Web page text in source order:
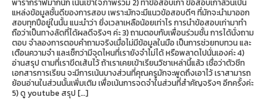
พารากราฟมากนัก เน้นเข้าใจภาพรวม 2) ทำข้อสอบเก่า ข้อสอบเก่าล้วนเป็น
แหล่งข้อมูลชั้นดีของการสอบ เพราะมักจะมีแนวข้อสอบดีๆ ที่มักจะนำมาออก
สอบทุกปีอยู่ในนั้น แนะนำว่า ยิ่งเวลาเหลือน้อยเท่าไร การนำข้อสอบเก่ามาทำ
ถือว่าเป็นทางลัดที่ได้ผลดีจริงๆ ค่ะ 3) ถามตอบกับเพื่อนร่วมชั้น การได้นั่งถาม
ตอบ จำลองการตอบคำถามจริงเมื่อไม่มีข้อมูลในมือ เป็นการช่วยทบทวน และ
เตือนความจำ และเช็กว่ามีจุดไหนที่เรายังจำไม่ได้ หรือพลาดไปนั่นเองค่ะ 4)
อ่านสรุป ตามที่เราขีดเส้นไว้ ถ้าเราเคยเข้าเรียนวิชาเหล่านี้แล้ว เชื่อว่าตัวชีท
เอกสารการเรียน จะมีการเน้นบางส่วนที่คุณครูมักจะพูดถึงเอาไว้ เราสามารถ
ย้อนอ่านในส่วนนั้นเพิ่มเติม เพื่อเน้นการจดจำในส่วนที่สำคัญจริงๆ อีกครั้งค่ะ
5) ดู youtube สรุป […]